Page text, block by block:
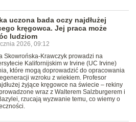
uczona bada oczy najdłużej
kręgowca. Jej praca może
ludziom
2026, 09:12
Skowrońska-Krawczyk prowadzi na
Kalifornijskim w Irvine (UC Irvine)
które mogą doprowadzić do opracowania
wzroku z wiekiem. Profesor
żyjące kręgowce na świecie – rekiny
wraz z Walterem Salzburgerem i
rzucają wyzwanie temu, co wiemy o